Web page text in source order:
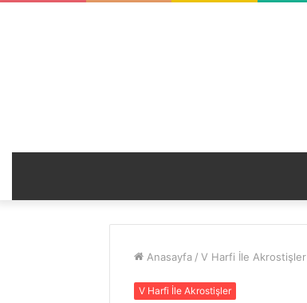
Anasayfa / V Harfi İle Akrostişler
V Harfi İle Akrostişler